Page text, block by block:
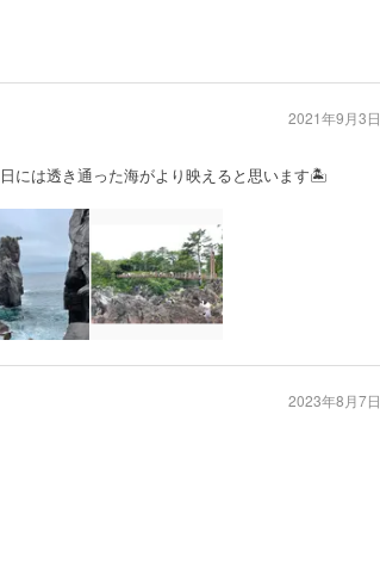
には透き通った海がより映えると思います🏝
2021年9月3日
2023年8月7日